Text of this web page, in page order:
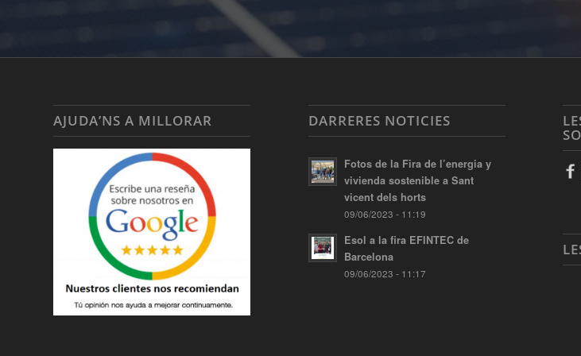
AJUDA’NS A MILLORAR DARRERES NOTICIES
Fotos de la Fira de l’energia y
vivienda sostenible a Sant
vicent dels horts
09/06/2023 - 11:19
Esol a la fira EFINTEC de
Barcelona
09/06/2023 - 11:17